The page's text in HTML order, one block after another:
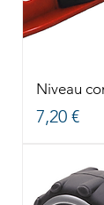
Niveau
Prix
7,20 €